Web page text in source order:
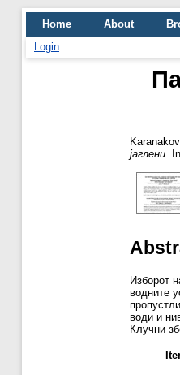
Home About
Login
јаглени.
Изборот
водните
води и
Клучни